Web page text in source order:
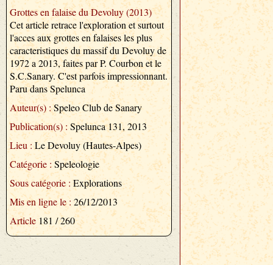
Grottes en falaise du Devoluy (2013)
Cet article retrace l'exploration et surtout
l'acces aux grottes en falaises les plus
caracteristiques du massif du Devoluy de
1972 a 2013, faites par P. Courbon et le
S.C.Sanary. C'est parfois impressionnant.
Paru dans Spelunca
Auteur(s) :Speleo Club de Sanary
Publication(s) : Spelunca 131, 2013
Lieu :Le Devoluy (Hautes-Alpes)
Catégorie :Speleologie
Sous catégorie :Explorations
Mis en ligne le : 26/12/2013
Article181 / 260